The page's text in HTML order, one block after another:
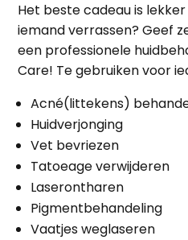
Het beste cadeau is
iemand verrassen? Geef
een professionele
Care! Te gebruiken voor
Acné(littekens)
Huidverjonging
Vet bevriezen
Tatoeage verwijderen
Laserontharen
Pigmentbehandeling
Vaatjes weglaseren